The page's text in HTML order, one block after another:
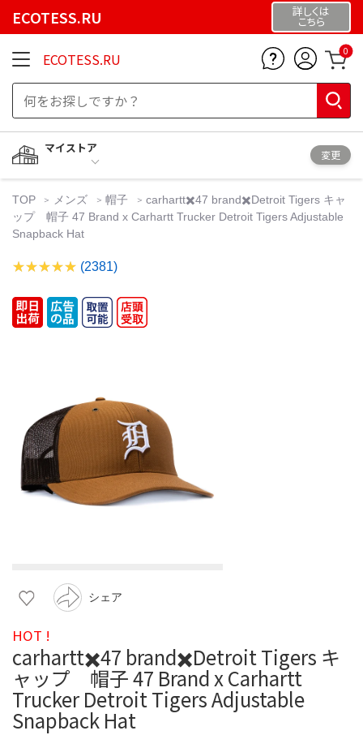
ECOTESS.RU 詳しくは
こちら
ECOTESS.RU 0
マイストア
変更
TOP メンズ 帽子
carhartt✖️47 brand✖️Detroit Tigers キャ
ップ 帽子 47 Brand x Carhartt Trucker Detroit Tigers Adjustable
Snapback Hat
(2381)
シェア
HOT !
carhartt✖️47 brand✖️Detroit Tigers キ
ャップ 帽子 47 Brand x Carhartt
Trucker Detroit Tigers Adjustable
Snapback Hat